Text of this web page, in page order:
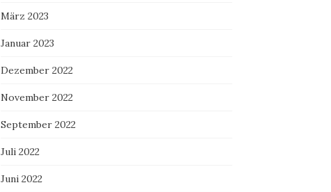
März 2023
Januar 2023
Dezember 2022
November 2022
September 2022
Juli 2022
Juni 2022